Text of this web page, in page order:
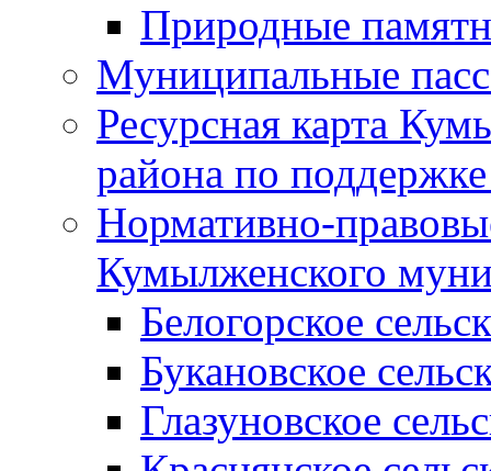
Природные
Муниципальные
Ресурсная карта
района по
Нормативно-
Кумылженского
Белогорское
Букановское
Глазуновское